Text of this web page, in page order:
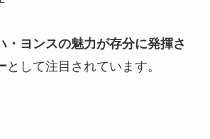
・ヨンスの魅力が存分に発揮さ
として注目されています。